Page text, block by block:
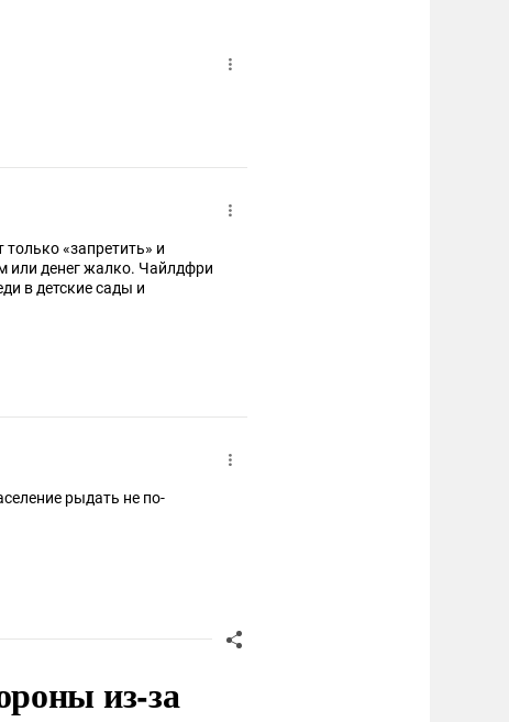
«запретить» и
или денег жалко. Чайлдфри
в детские сады и
рыдать не по-
из-за